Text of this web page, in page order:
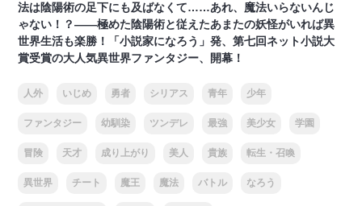
法は陰陽術の足下にも及ばなくて……あれ、魔法いらないんじ
ゃない！？――極めた陰陽術と従えたあまたの妖怪がいれば異
世界生活も楽勝！「小説家になろう」発、第七回ネット小説大
賞受賞の大人気異世界ファンタジー、開幕！
人外 いじめ 勇者 シリアス 青年 少年
ファンタジー 幼馴染 ツンデレ 最強 美少女 学園
冒険 天才 成り上がり 美人 貴族 転生・召喚
異世界 チート 魔王 魔法 バトル なろう